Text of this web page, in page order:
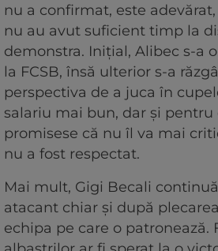
nu a confirmat, este
nu au avut suficient timp la
demonstra. Inițial, Alibec s-a
la FCSB, însă ulterior s-a
perspectiva de a juca în
salariu mai bun, dar și pentru
promisese că nu îl va mai
nu a fost respectat.
Mai mult, Gigi Becali
atacant chiar și după
echipa pe care o patronează.